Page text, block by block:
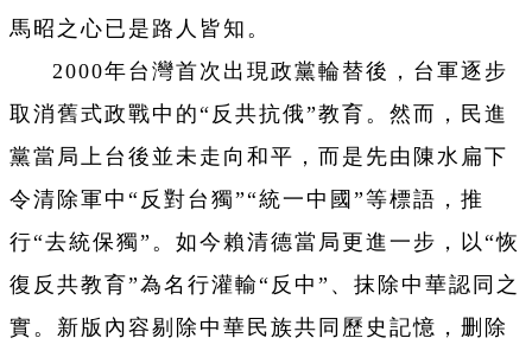
馬昭之心已是路人皆知。
2000年台灣首次出現政黨輪替後，台軍逐步
取消舊式政戰中的“反共抗俄”教育。然而，民進
黨當局上台後並未走向和平，而是先由陳水扁下
令清除軍中“反對台獨”“統一中國”等標語，推
行“去統保獨”。如今賴清德當局更進一步，以“恢
復反共教育”為名行灌輸“反中 ”、抹除中華認同之
實。新版內容剔除中華民族共同歷史記憶，删除